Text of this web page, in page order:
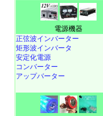
電源機器
正弦波インバーター
矩形波インバータ
安定化電源
コンバーター
アップバーター